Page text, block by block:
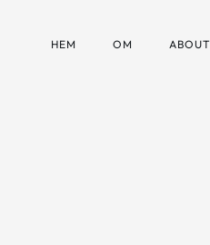
HEM OM ABOUT